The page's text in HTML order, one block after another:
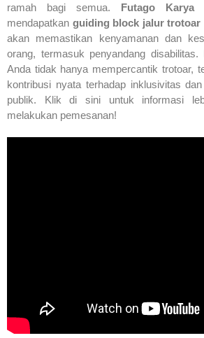
ramah bagi semua. Futago Karya
mendapatkan guiding block jalur trotoar
akan memastikan kenyamanan dan
orang, termasuk penyandang
Anda tidak hanya mempercantik trotoar,
kontribusi nyata terhadap inklusivitas
publik. Klik di sini untuk informasi
melakukan pemesanan!